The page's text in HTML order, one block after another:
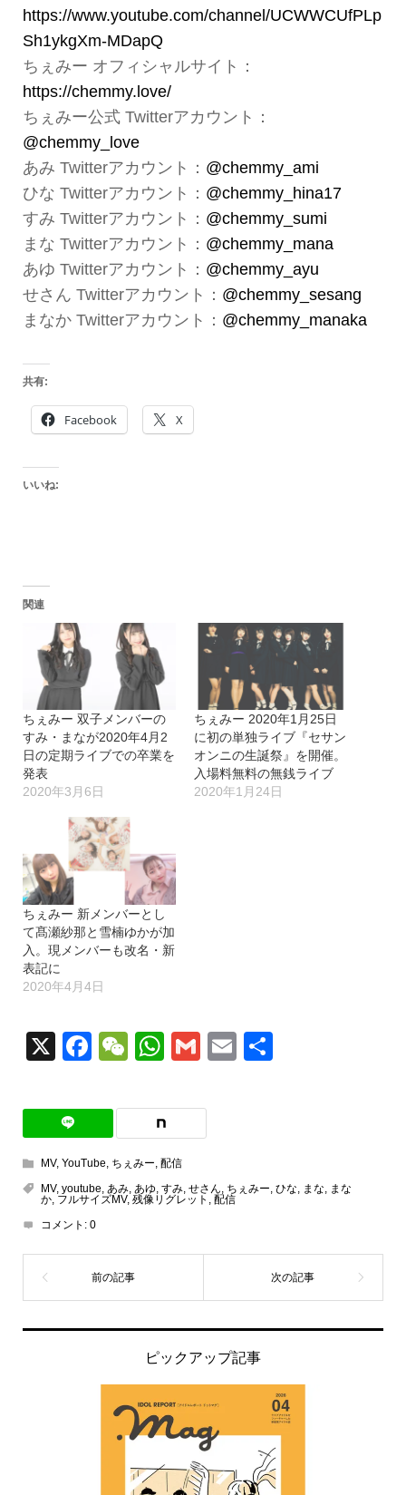
https://www.youtube.com/channel/UCWWCUfPLp
Sh1ykgXm-MDapQ
ちぇみー オフィシャルサイト：
https://chemmy.love/
ちぇみー公式 Twitterアカウント：
@chemmy_love
あみ Twitterアカウント： @chemmy_ami
ひな Twitterアカウント： @chemmy_hina17
すみ Twitterアカウント： @chemmy_sumi
まな Twitterアカウント： @chemmy_mana
あゆ Twitterアカウント： @chemmy_ayu
せさん Twitterアカウント： @chemmy_sesang
まなか Twitterアカウント： @chemmy_manaka
共有:
Facebook X
いいね:
関連
ちぇみー 双子メンバーの
すみ・まなが2020年4月2
日の定期ライブでの卒業を
発表
2020年3月6日
ちぇみー 2020年1月25日
に初の単独ライブ『セサン
オンニの生誕祭』を開催。
入場料無料の無銭ライブ
2020年1月24日
ちぇみー 新メンバーとし
て髙瀬紗那と雪楠ゆかが加
入。現メンバーも改名・新
表記に
2020年4月4日
X Facebook
WeChat
WhatsApp
Gmail
Email
共
MV, YouTube, ちぇみー, 配信
MV, youtube, あみ, あゆ, すみ, せさん, ちぇみー, ひな, まな, まな
か, フルサイズMV, 残像リグレット , 配信
コメント: 0
ピックアップ記事